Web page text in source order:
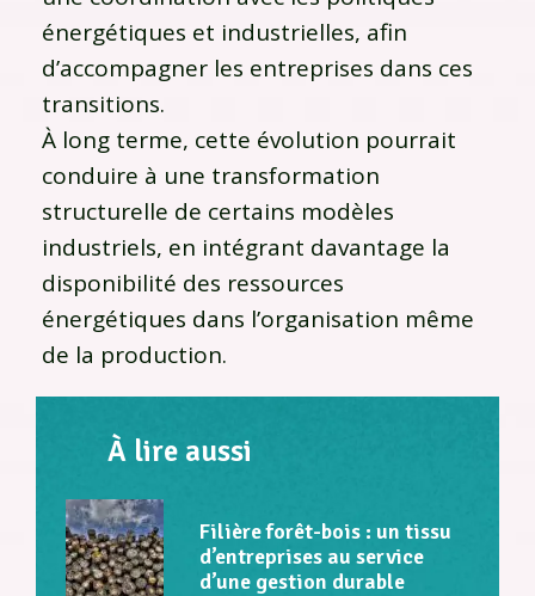
énergétiques et industrielles, afin
d’accompagner les entreprises dans ces
transitions.
À long terme, cette évolution pourrait
conduire à une transformation
structurelle de certains modèles
industriels, en intégrant davantage la
disponibilité des ressources
énergétiques dans l’organisation même
de la production.
À lire aussi
Filière forêt-bois : un tissu
d’entreprises au service
d’une gestion durable